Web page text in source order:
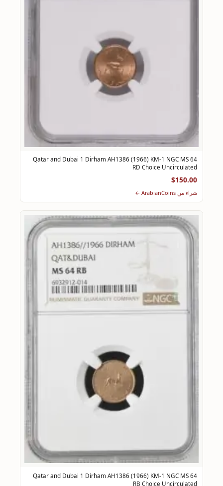
Qatar and Dubai 1 Dirham AH1386 (1966) KM-1 NGC MS 64
RD Choice Uncirculated
$150.00
شراء من ArabianCoins ←
Qatar and Dubai 1 Dirham AH1386 (1966) KM-1 NGC MS 64
RB Choice Uncirculated